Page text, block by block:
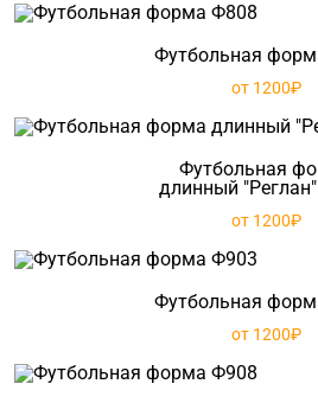
Футбольная
от 1200₽
Футбольная
длинный
от 1200₽
Футбольная
от 1200₽